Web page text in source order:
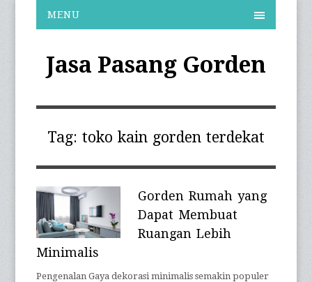
MENU
Jasa Pasang Gorden
Tag: toko kain gorden terdekat
Gorden Rumah yang
Dapat Membuat
Ruangan Lebih
Minimalis
Pengenalan Gaya dekorasi minimalis semakin populer